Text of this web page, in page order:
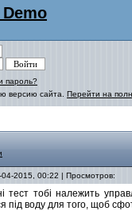
пароль?
версию сайта. Перейти на
04-2015, 00:22 | Просмотров:
тест тобі належить
під воду для того, щоб